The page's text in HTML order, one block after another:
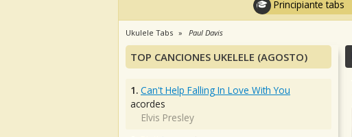
Principiante tabs
Ukulele Tabs Paul Davis
TOP CANCIONES UKELELE (AGOSTO)
1. Can't Help Falling In Love With You
acordes
Elvis Presley